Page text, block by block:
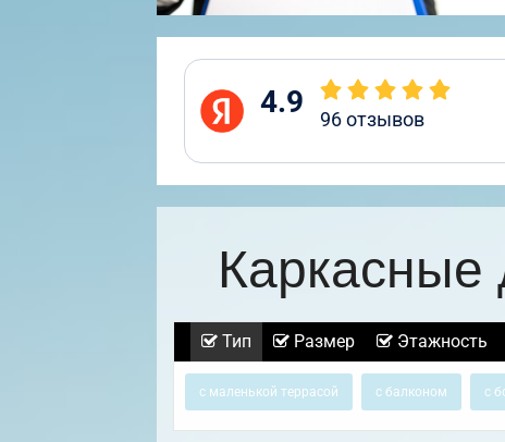
4.9 96отзывов
Тип Размер Этажность
с маленькой террасой с балконом с